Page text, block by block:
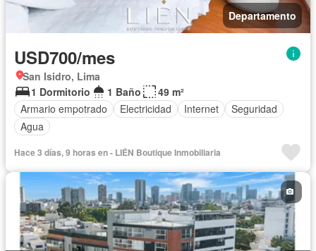
Departamento
USD700/mes
San Isidro, Lima
1 Dormitorio
1 Baño
49 m²
Armario empotrado
Electricidad Internet
Seguridad
Agua
Hace 3 días, 9 horas en - LIÉN Boutique Inmobiliaria